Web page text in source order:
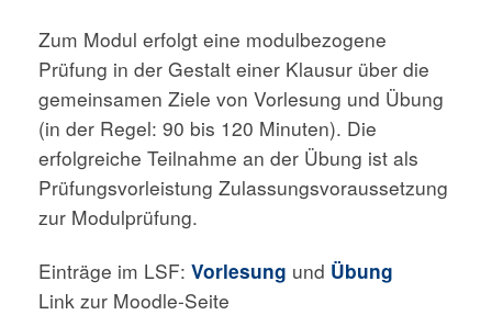
Zum Modul erfolgt eine modulbezogene
Prüfung in der Gestalt einer Klausur über die
gemeinsamen Ziele von Vorlesung und Übung
(in der Regel: 90 bis 120 Minuten). Die
erfolgreiche Teilnahme an der Übung ist als
Prüfungsvorleistung Zulassungsvoraussetzung
zur Modulprüfung.
Einträge im LSF: Vorlesung und Übung
Link zur Moodle-Seite